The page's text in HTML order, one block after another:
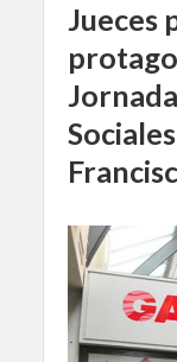
Jueces